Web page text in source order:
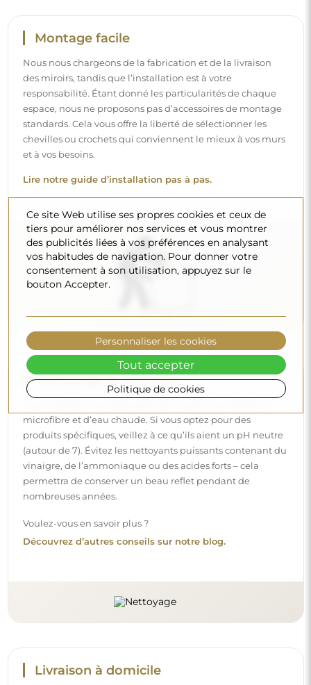
Nettoyage et entretien
Pour maintenir un éclat optimal, il suffit d’un chiffon en
microfibre et d’eau chaude. Si vous optez pour des
produits spécifiques, veillez à ce qu’ils aient un pH neutre
vinaigre, de l’ammoniaque ou des acides forts – cela
permettra de conserver un beau reflet pendant de
nombreuses années.
Voulez-vous en savoir plus ?
Découvrez d’autres conseils sur notre blog.
Livraison à domicile
Nous offrons un service de livraison à domicile, qui vous
permet de recevoir votre colis directement à votre porte.
Pour un supplément de 40 €, nous proposons également
un service de livraison à l’intérieur
, qui permet de livrer
le colis directement dans votre maison (pour des
dimensions allant jusqu’à 80×120 cm ou un diamètre de
demandé une petite aide, comme l’ouverture de la porte.
Si vous ne choisissez pas et ne payez pas ce service lors de
Ce site Web utilise ses propres cookies et ceux de
tiers pour améliorer nos services et vous montrer
des publicités liées à vos préférences en analysant
vos habitudes de navigation. Pour donner votre
consentement à son utilisation, appuyez sur le
bouton Accepter.
Politique de cookies
Personnaliser les cookies
Tout accepter